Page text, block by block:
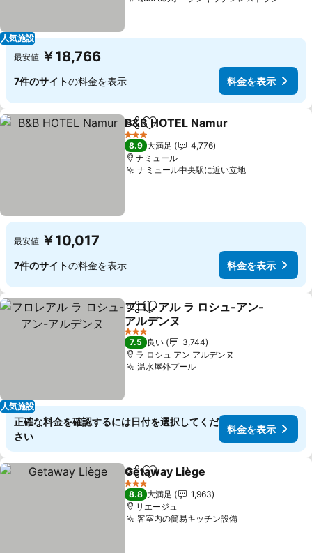
人気施設
最安値 ￥18,766
7件のサイトの料金を表示 料金を表示
シェアお気に入りに追加
B&B HOTEL Namur
3 ホテルのランク
8.9 大満足
4,776
ナミュール
ナミュール中央駅に近い立地料金を表示
最安値 ￥10,017
7件のサイトの料金を表示 料金を表示
人気施設
シェアお気に入りに追加
フロレアル ラ ロシュ-アン-
アルデンヌ
料金を表示
3 ホテルのランク
7.5 良い
3,744
ラ ロシュ アン アルデンヌ
温水屋外プール料金を表示
正確な料金を確認するには日付を選択してくだ
さい
料金を表示
シェアお気に入りに追加
Getaway Liège
3 ホテルのランク
8.8 大満足
1,963
リエージュ
客室内の簡易キッチン設備料金を表示